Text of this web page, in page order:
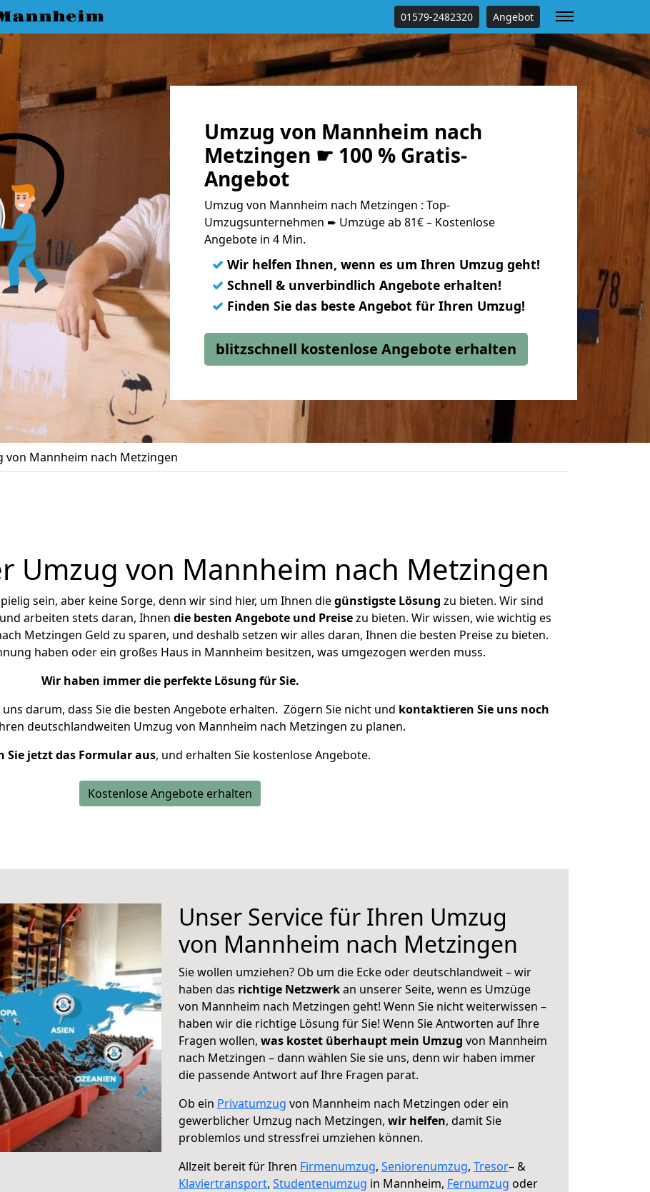
01579-2482320 Angebot
Umzug von Mannheim nach
Metzingen ☛ 100 % Gratis-
Angebot
Umzug von Mannheim nach Metzingen : Top-
Umzugsunternehmen ➨ Umzüge ab 81€ – Kostenlose
Angebote in 4 Min.
✓ Wir helfen Ihnen, wenn es um Ihren Umzug geht!
✓ Schnell & unverbindlich Angebote erhalten!
✓ Finden Sie das beste Angebot für Ihren Umzug!
blitzschnell kostenlose Angebote erhalten
von Mannheim nach Metzingen
Umzug von Mannheim nach Metzingen
sein, aber keine Sorge, denn wir sind hier, um Ihnen diegünstigste Lösung zu bieten. Wir sind
und arbeiten stets daran, Ihnen die besten Angebote und Preisezu bieten. Wir wissen, wie wichtig es
Metzingen Geld zu sparen, und deshalb setzen wir alles daran, Ihnen die besten Preise zu bieten.
haben oder ein großes Haus in Mannheim besitzen, was umgezogen werden muss.
Wir haben immer die perfekte Lösung für Sie.
darum, dass Sie die besten Angebote erhalten. Zögern Sie nicht und kontaktieren Sie uns noch
deutschlandweiten Umzug von Mannheim nach Metzingen zu planen.
Sie jetzt das Formular aus, und erhalten Sie kostenlose Angebote.
Kostenlose Angebote erhalten
Unser Service für Ihren Umzug
von Mannheim nach Metzingen
Sie wollen umziehen? Ob um die Ecke oder deutschlandweit – wir
haben das richtige Netzwerkan unserer Seite, wenn es Umzüge
von Mannheim nach Metzingen geht! Wenn Sie nicht weiterwissen –
haben wir die richtige Lösung für Sie! Wenn Sie Antworten auf Ihre
Fragen wollen, was kostet überhaupt mein Umzug von Mannheim
nach Metzingen – dann wählen Sie sie uns, denn wir haben immer
die passende Antwort auf Ihre Fragen parat.
Ob ein Privatumzug von Mannheim nach Metzingen oder ein
gewerblicher Umzug nach Metzingen, wir helfen, damit Sie
problemlos und stressfrei umziehen können.
Allzeit bereit für Ihren Firmenumzug, Seniorenumzug, Tresor– &
Klaviertransport, Studentenumzug in Mannheim, Fernumzug oder